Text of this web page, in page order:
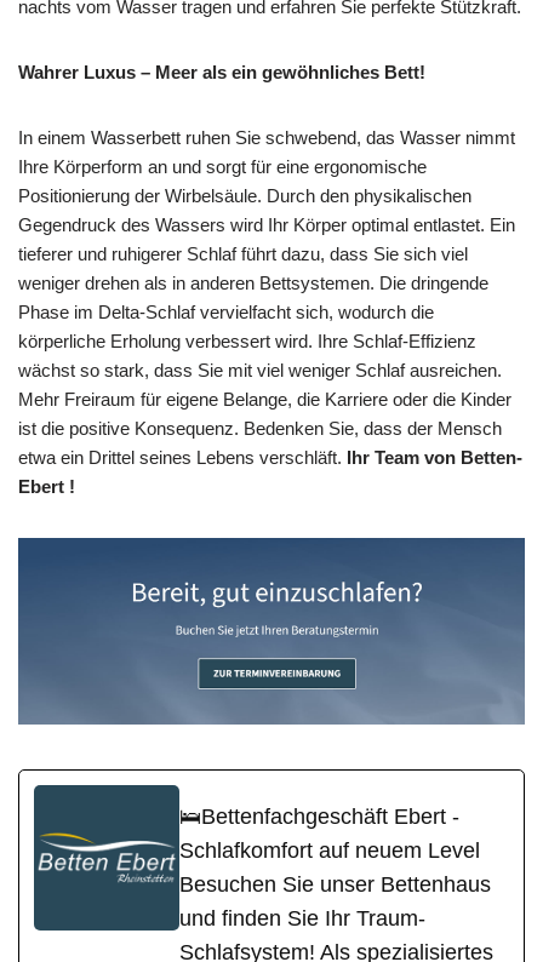
nachts vom Wasser tragen und erfahren Sie perfekte Stützkraft.
Wahrer Luxus – Meer als ein gewöhnliches Bett!
In einem Wasserbett ruhen Sie schwebend, das Wasser nimmt
Ihre Körperform an und sorgt für eine ergonomische
Positionierung der Wirbelsäule. Durch den physikalischen
Gegendruck des Wassers wird Ihr Körper optimal entlastet. Ein
tieferer und ruhigerer Schlaf führt dazu, dass Sie sich viel
weniger drehen als in anderen Bettsystemen. Die dringende
Phase im Delta-Schlaf vervielfacht sich, wodurch die
körperliche Erholung verbessert wird. Ihre Schlaf-Effizienz
wächst so stark, dass Sie mit viel weniger Schlaf ausreichen.
Mehr Freiraum für eigene Belange, die Karriere oder die Kinder
ist die positive Konsequenz. Bedenken Sie, dass der Mensch
etwa ein Drittel seines Lebens verschläft. Ihr Team von Betten-
Ebert !
🛌Bettenfachgeschäft Ebert -
Schlafkomfort auf neuem Level
Besuchen Sie unser Bettenhaus
und finden Sie Ihr Traum-
Schlafsystem! Als spezialisiertes